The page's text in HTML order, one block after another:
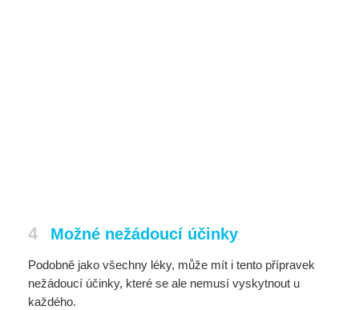
4 Možné nežádoucí účinky
Podobně jako všechny léky, může mít i tento přípravek
nežádoucí účinky, které se ale nemusí vyskytnout u
každého.